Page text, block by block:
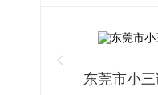
东莞市小